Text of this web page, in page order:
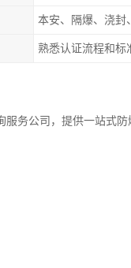
本安、隔爆、浇封
熟悉认证流程和标
务公司，提供一站式防